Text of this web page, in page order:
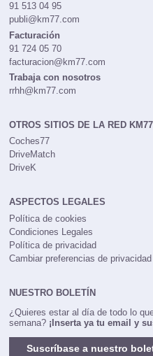
91 513 04 95
publi@km77.com
Facturación
91 724 05 70
facturacion@km77.com
Trabaja con nosotros
rrhh@km77.com
OTROS SITIOS DE LA RED KM77
Coches77
DriveMatch
DriveK
ASPECTOS LEGALES
Política de cookies
Condiciones Legales
Política de privacidad
Cambiar preferencias de privacidad
NUESTRO BOLETÍN
¿Quieres estar al día de todo lo
semana? ¡Inserta ya tu email y
Suscríbase a nuestro